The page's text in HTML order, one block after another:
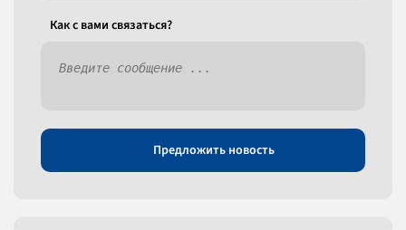
Как c вами связаться?
Предложить новость